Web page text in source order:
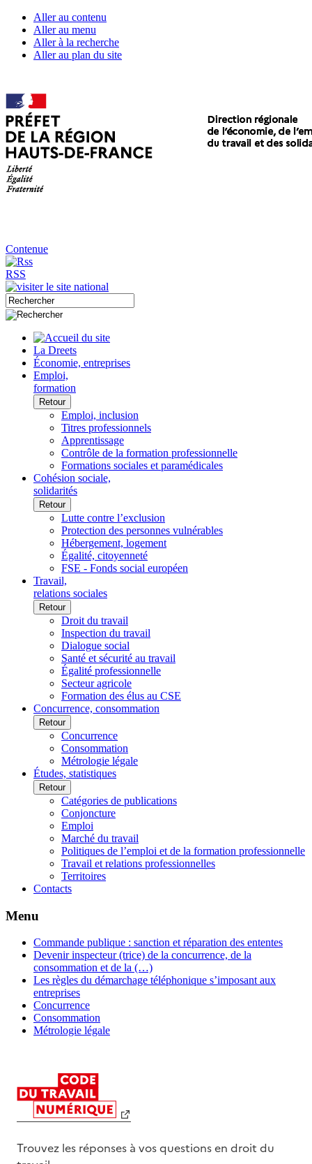
Aller au contenu
Aller au menu
Aller à la recherche
Aller au plan du site
Contenue
RSS
La Dreets
Économie, entreprises
Emploi,
formation
Retour
Emploi, inclusion
Titres professionnels
Apprentissage
Contrôle de la formation professionnelle
Formations sociales et paramédicales
Cohésion sociale,
solidarités
Retour
Lutte contre l’exclusion
Protection des personnes vulnérables
Hébergement, logement
Égalité, citoyenneté
FSE - Fonds social européen
Travail,
relations sociales
Retour
Droit du travail
Inspection du travail
Dialogue social
Santé et sécurité au travail
Égalité professionnelle
Secteur agricole
Formation des élus au CSE
Concurrence, consommation
Retour
Concurrence
Consommation
Métrologie légale
Études, statistiques
Retour
Catégories de publications
Conjoncture
Emploi
Marché du travail
Politiques de l’emploi et de la formation professionnelle
Travail et relations professionnelles
Territoires
Contacts
Menu
Commande publique : sanction et réparation des ententes
Devenir inspecteur (trice) de la concurrence, de la
consommation et de la (…)
Les règles du démarchage téléphonique s’imposant aux
entreprises
Concurrence
Consommation
Métrologie légale